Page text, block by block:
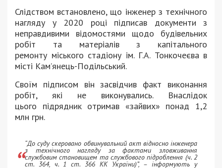
Слідством встановлено, що інженер з технічного
нагляду у 2020 році підписав документи з
неправдивими відомостями щодо будівельних
робіт та матеріалів з капітального
ремонту міського стадіону ім. Г.А. Тонкочеєва в
місті Кам’янець-Подільський.
Своїм підписом він засвідчив факт виконання
робіт, які не виконувались. Внаслідок
цього підрядник отримав «зайвих» понад 1,2
млн грн.
“До суду скеровано обвинувальний акт відносно інженера
з технічного нагляду за фактами зловживання
службовим становищем та службового підроблення (ч. 2
ст. 364, ч. 1 ст. 366 КК України)”, – інформують у